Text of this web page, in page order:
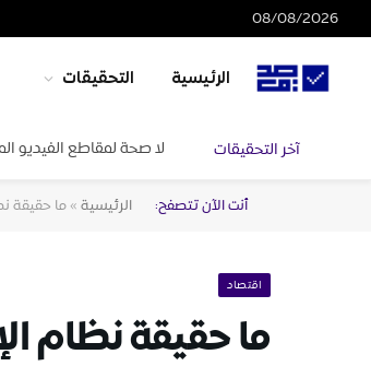
08/08/2026
الرئيسية التحقيقات
آخر التحقيقات لا صحة لمقاطع الفيديو
أنت الآن تتصفح: الرئيسية»ما حقيقة
اقتصاد
ما حقيقة نظام